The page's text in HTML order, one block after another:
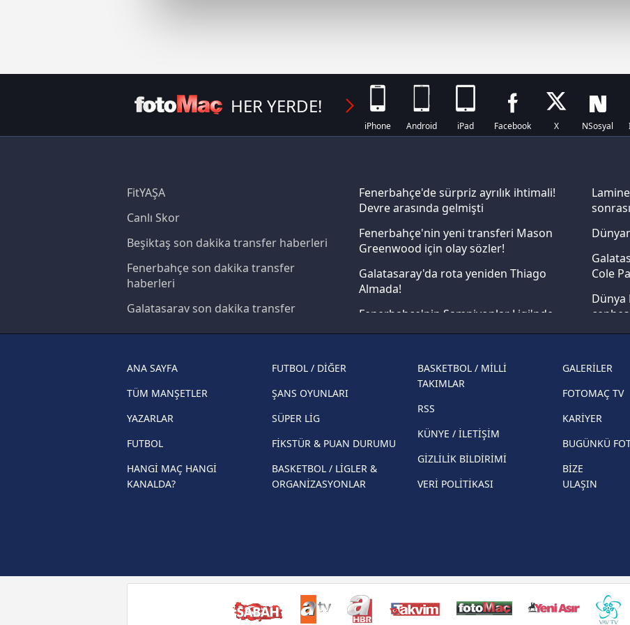
Çerezlere ilişkin tercihlerinizi aşağıda yer alan panel vasıtasıyla belirleyebilirsiniz. Çerezlere
HER YERDE!
iPhone Android iPad Facebook X NSosyal
FitYAŞA
Canlı Skor
Beşiktaş son dakika transfer haberleri
Fenerbahçe son dakika transfer
haberleri
Galatasaray son dakika transfer
haberleri
Trendyol Süper Lig haberleri
Ziraat Türkiye Kupası haberleri
UEFA Şampiyonlar Ligi haberleri
UEFA Avrupa Ligi haberleri
UEFA Konferans Ligi haberleri
Fenerbahçe'de sürpriz ayrılık ihtimali!
Devre arasında gelmişti
Fenerbahçe'nin yeni transferi Mason
Greenwood için olay sözler!
Galatasaray'da rota yeniden Thiago
Almada!
Fenerbahçe'nin Şampiyonlar Ligi'nde
İspanya-Arjantin finalinin ardından dış
basından gündem olan manşetler!
Beşiktaş'ın UEFA Avrupa Ligi'nde 3. Ön
Eleme Turu muhtemel rakipleri belli oldu!
Cole
Dünya
2026
ANA SAYFA
TÜM MANŞETLER
YAZARLAR
FUTBOL
HANGİ MAÇ HANGİ
KANALDA?
FUTBOL / DİĞER
ŞANS OYUNLARI
SÜPER LİG
FİKSTÜR & PUAN DURUMU
BASKETBOL / LİGLER &
ORGANİZASYONLAR
BASKETBOL / MİLLİ
TAKIMLAR
RSS
KÜNYE / İLETİŞİM
GİZLİLİK BİLDİRİMİ
VERİ POLİTİKASI
GALERİLER
FOTOMAÇ TV
KARİYER
BUGÜNKÜ
BİZE
ULAŞIN